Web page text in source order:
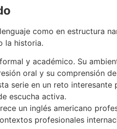
como en estructura
la historia.
y académico. Su
oral y su comprensión
serie en un reto
escucha activa.
un inglés americano
profesionales